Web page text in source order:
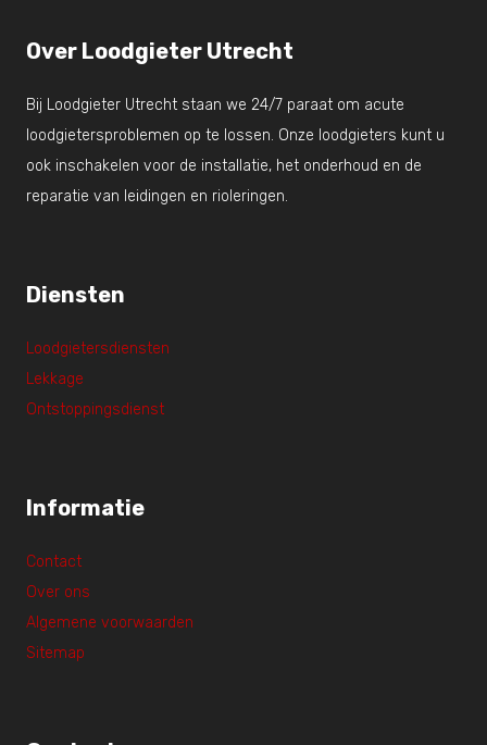
Over Loodgieter Utrecht
Bij Loodgieter Utrecht staan we 24/7 paraat om acute
loodgietersproblemen op te lossen. Onze loodgieters kunt u
ook inschakelen voor de installatie, het onderhoud en de
reparatie van leidingen en rioleringen.
Diensten
Loodgietersdiensten
Lekkage
Ontstoppingsdienst
Informatie
Contact
Over ons
Algemene voorwaarden
Sitemap